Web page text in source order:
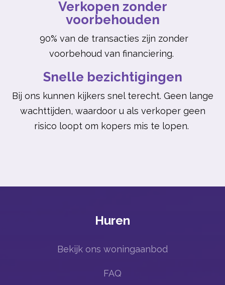
Verkopen zonder
voorbehouden
90% van de transacties zijn zonder
voorbehoud van financiering.
Snelle bezichtigingen
Bij ons kunnen kijkers snel terecht. Geen lange
wachttijden, waardoor u als verkoper geen
risico loopt om kopers mis te lopen.
Huren
Bekijk ons woningaanbod
FAQ